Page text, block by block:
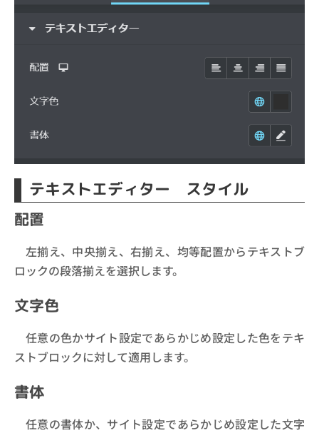
テキストエディター スタイル
配置
左揃え、中央揃え、右揃え、均等配置からテキストブ
ロックの段落揃えを選択します。
文字色
任意の色かサイト設定であらかじめ設定した色をテキ
ストブロックに対して適用します。
書体
任意の書体か、サイト設定であらかじめ設定した文字